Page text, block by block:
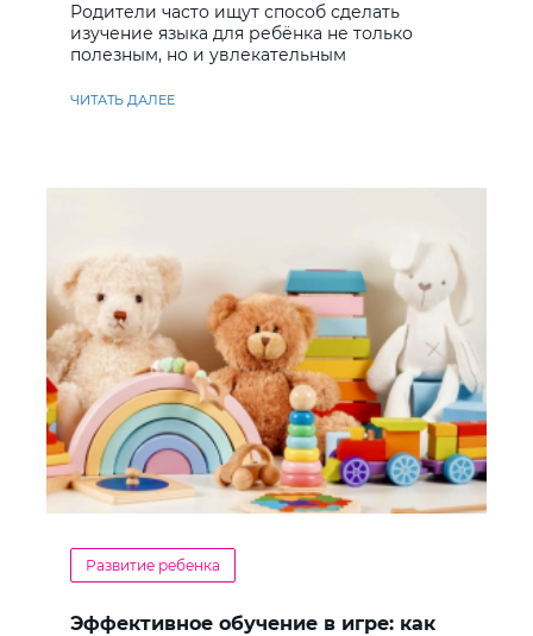
Родители часто ищут способ сделать
изучение языка для ребёнка не только
полезным, но и увлекательным
ЧИТАТЬ ДАЛЕЕ
Развитие ребенка
Эффективное обучение в игре: как